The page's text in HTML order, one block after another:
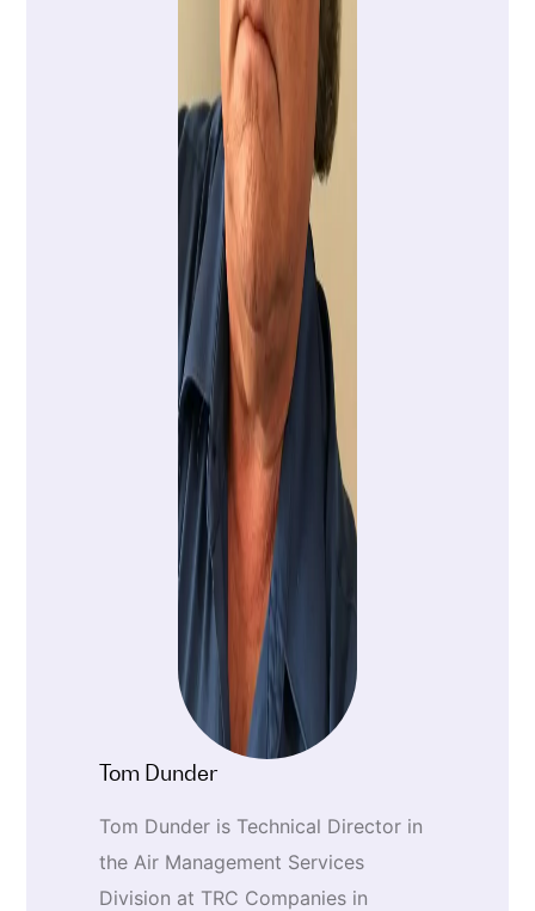
Tom Dunder
Tom Dunder is Technical Director in
the Air Management Services
Division at TRC Companies in